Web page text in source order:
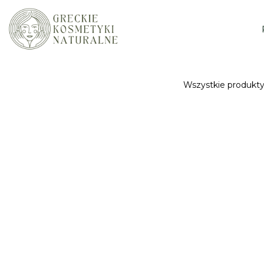
Wszystkie produkty